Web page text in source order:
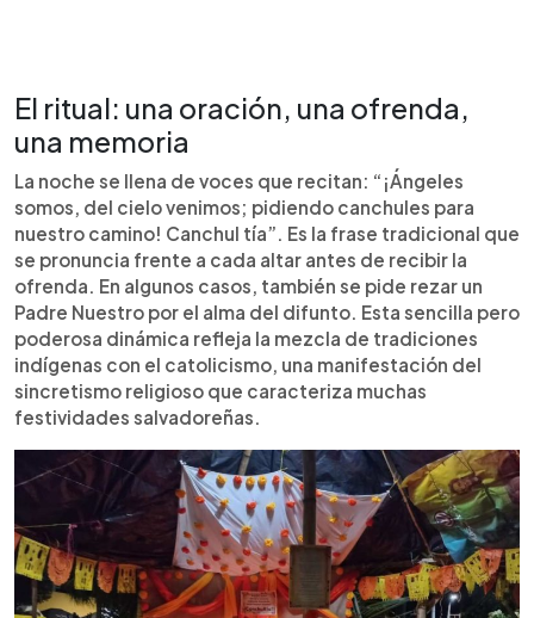
El ritual: una oración, una ofrenda,
una memoria
La noche se llena de voces que recitan: “¡Ángeles
somos, del cielo venimos; pidiendo canchules para
nuestro camino! Canchul tía”. Es la frase tradicional que
se pronuncia frente a cada altar antes de recibir la
ofrenda. En algunos casos, también se pide rezar un
Padre Nuestro por el alma del difunto. Esta sencilla pero
poderosa dinámica refleja la mezcla de tradiciones
indígenas con el catolicismo, una manifestación del
sincretismo religioso que caracteriza muchas
festividades salvadoreñas.